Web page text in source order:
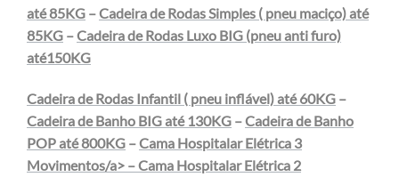
até 85KG –Cadeira de Rodas Simples ( pneu maciço) até
85KG –Cadeira de Rodas Luxo BIG (pneu anti furo)
até150KG
Cadeira de Rodas Infantil ( pneu inflável) até 60KG –
Cadeira de Banho BIG até 130KG –Cadeira de Banho
POP até 800KG –Cama Hospitalar Elétrica 3
Movimentos/a> –Cama Hospitalar Elétrica 2